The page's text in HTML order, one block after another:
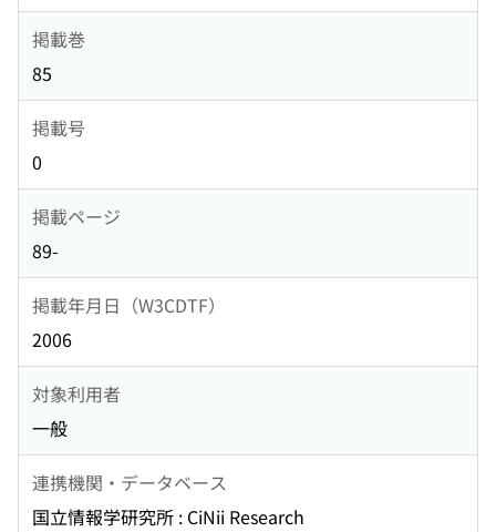
掲載巻
85
掲載号
0
掲載ページ
89-
掲載年月日（W3CDTF）
2006
対象利用者
一般
連携機関・データベース
国立情報学研究所 : CiNii Research